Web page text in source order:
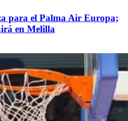
para el Palma Air Europa;
en Melilla